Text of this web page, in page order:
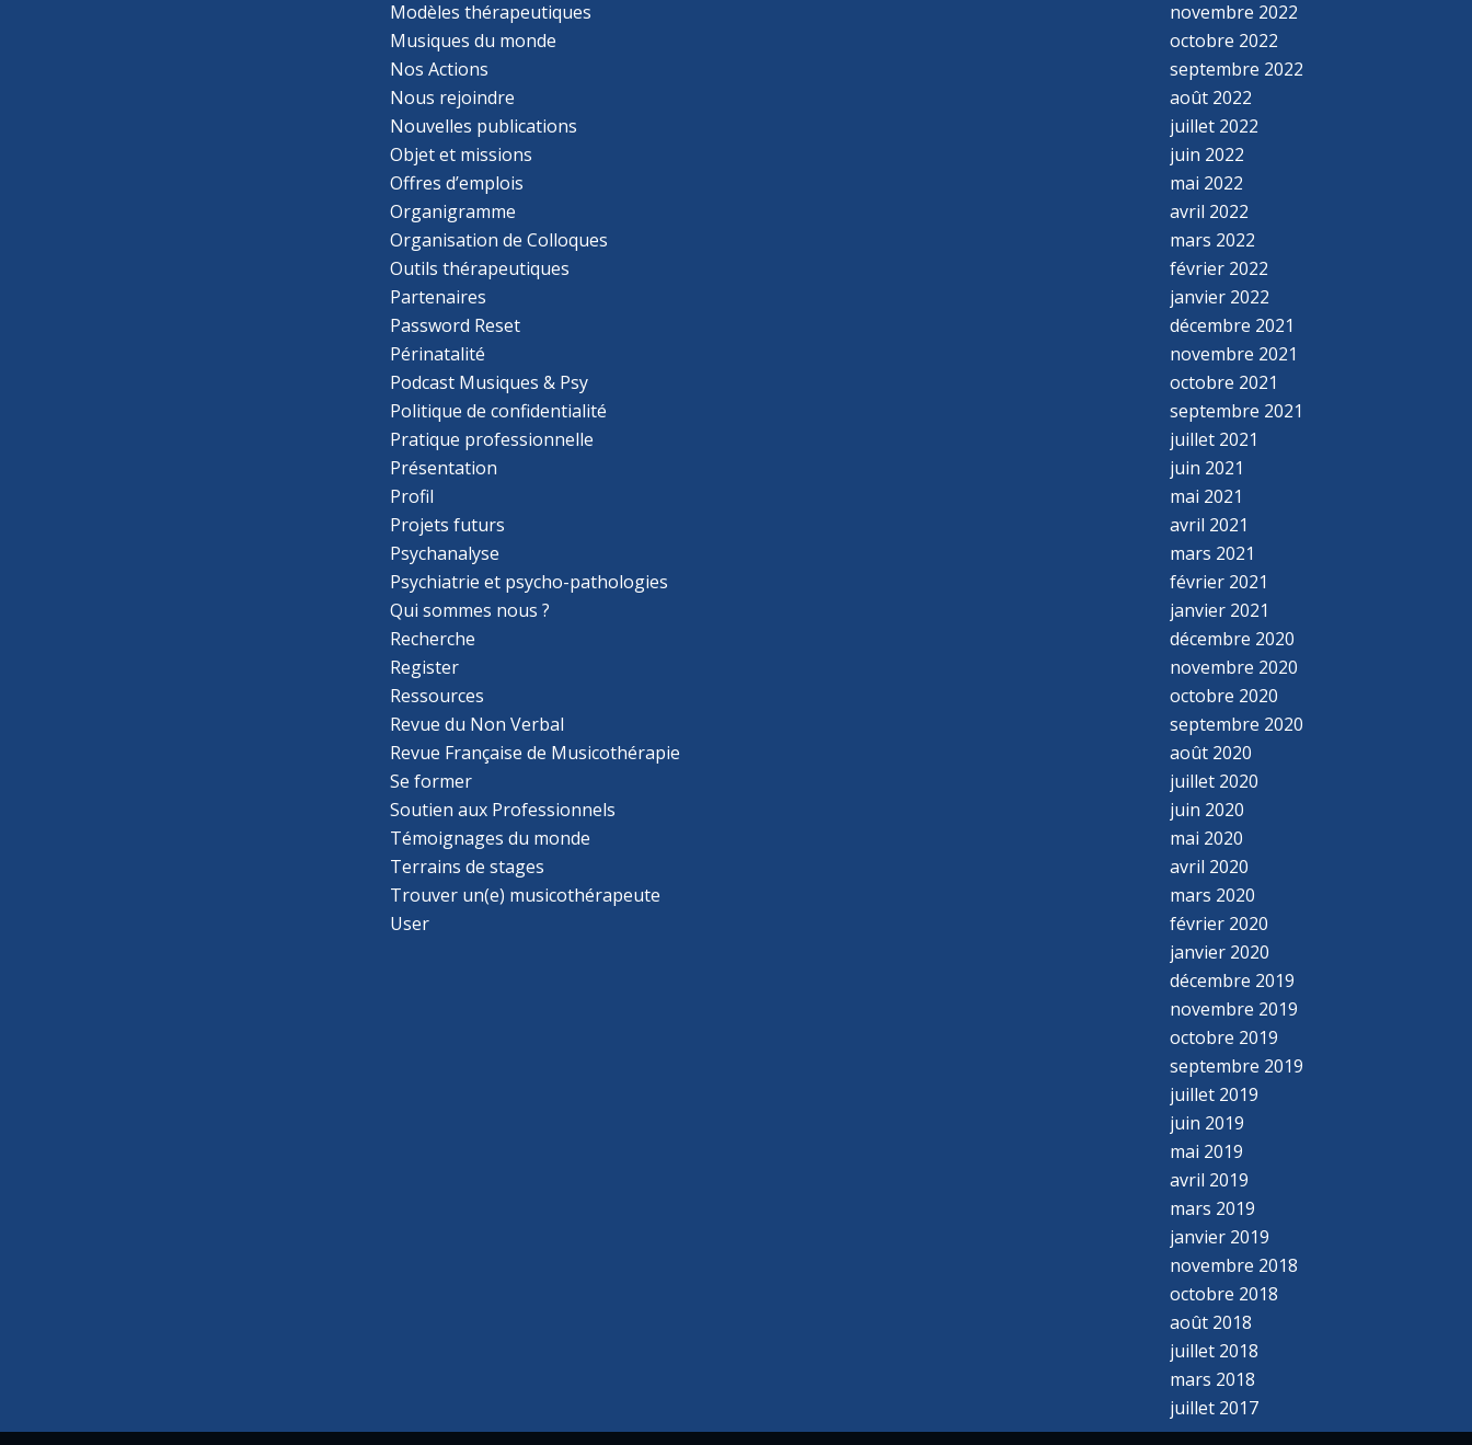
Modèles thérapeutiques
Musiques du monde
Nos Actions
Nous rejoindre
Nouvelles publications
Objet et missions
Offres d’emplois
Organigramme
Organisation de Colloques
Outils thérapeutiques
Partenaires
Password Reset
Périnatalité
Podcast Musiques & Psy
Politique de confidentialité
Pratique professionnelle
Présentation
Profil
Projets futurs
Psychanalyse
Psychiatrie et psycho-pathologies
Qui sommes nous ?
Recherche
Register
Ressources
Revue du Non Verbal
Revue Française de Musicothérapie
Se former
Soutien aux Professionnels
Témoignages du monde
Terrains de stages
Trouver un(e) musicothérapeute
User
novembre 2022
octobre 2022
septembre 2022
août 2022
juillet 2022
juin 2022
mai 2022
avril 2022
mars 2022
février 2022
janvier 2022
décembre 2021
novembre 2021
octobre 2021
septembre 2021
juillet 2021
juin 2021
mai 2021
avril 2021
mars 2021
février 2021
janvier 2021
décembre 2020
novembre 2020
octobre 2020
septembre 2020
août 2020
juillet 2020
juin 2020
mai 2020
avril 2020
mars 2020
février 2020
janvier 2020
décembre 2019
novembre 2019
octobre 2019
septembre 2019
juillet 2019
juin 2019
mai 2019
avril 2019
mars 2019
janvier 2019
novembre 2018
octobre 2018
août 2018
juillet 2018
mars 2018
juillet 2017